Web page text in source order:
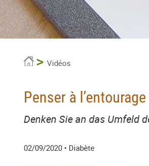
AccueilVidéos
Penser à
Denken Sie an das Umfeld
02/09/2020 • Diabète